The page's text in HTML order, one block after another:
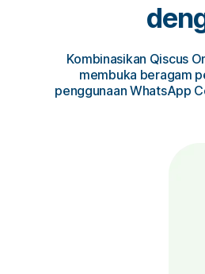
Kombinasikan Qiscus
membuka beragam
penggunaan WhatsApp